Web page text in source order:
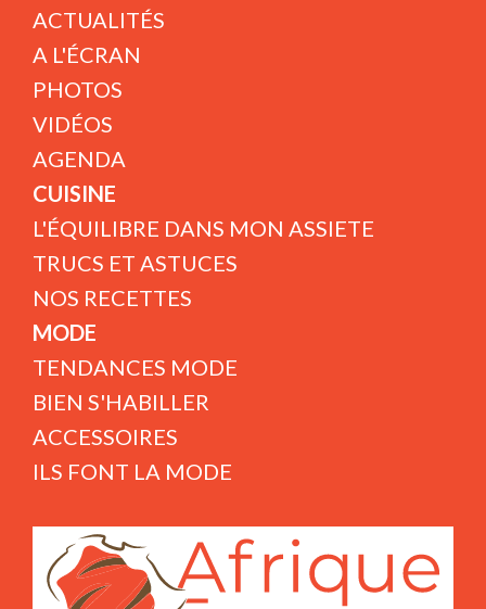
ACTUALITÉS
A L'ÉCRAN
PHOTOS
VIDÉOS
AGENDA
CUISINE
L'ÉQUILIBRE DANS MON ASSIETE
TRUCS ET ASTUCES
NOS RECETTES
MODE
TENDANCES MODE
BIEN S'HABILLER
ACCESSOIRES
ILS FONT LA MODE